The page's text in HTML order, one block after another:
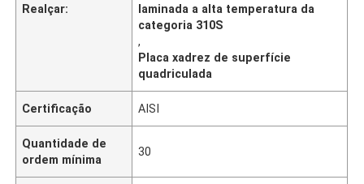
Realçar:
laminada a alta temperatura da
categoria 310S
,
Placa xadrez de superfície
quadriculada
Certificação AISI
Quantidade de
ordem mínima
30